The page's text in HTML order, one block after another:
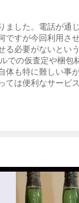
した。電話が通
すが今回利用さ
必要がないとい
での仮査定や梱
も特に難しい事
は便利なサービ